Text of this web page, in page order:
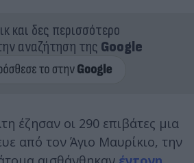
και δες περισσότερο
αναζήτηση της Google
έζησαν οι 290 επιβάτες μια
από τον Άγιο Μαυρίκιο, την